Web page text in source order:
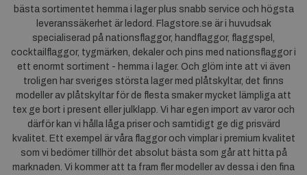
bästa sortimentet hemma i lager plus snabb service och högsta
leveranssäkerhet är ledord. Flagstore.se är i huvudsak
specialiserad på nationsflaggor, handflaggor, flaggspel,
cocktailflaggor, tygmärken, dekaler och pins med nationsflaggor i
ett enormt sortiment - hemma i lager. Och glöm inte att vi även
troligen har sveriges största lager med plåtskyltar, det finns
modeller av plåtskyltar för de flesta smaker mycket lämpliga att
tex ge bort i present eller julklapp. Vi har egen import av varor och
därför kan vi hålla låga priser och samtidigt ge dig prisvärd
kvalitet. Ett exempel är våra flaggor och vimplar i premium kvalitet
som vi bedömer tillhör det absolut bästa som går att hitta på
marknaden. Vi kommer att ta fram fler modeller av dessa i den fina